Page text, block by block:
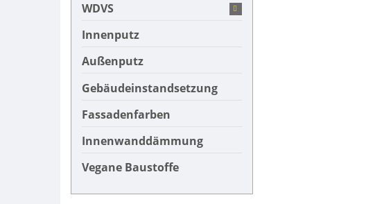
WDVS
Innenputz
Außenputz
Gebäudeinstandsetzung
Fassadenfarben
Innenwanddämmung
Vegane Baustoffe